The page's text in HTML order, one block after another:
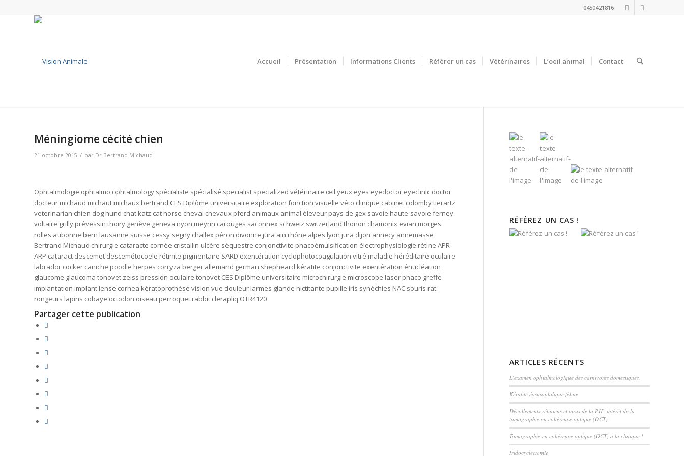
0450421816
Accueil Présentation Informations Clients Référer un cas Vétérinaires L’oeil animal Contact
Méningiome cécité chien
21 octobre 2015 / par Dr Bertrand Michaud
Ophtalmologie ophtalmo ophtalmology spécialiste spécialisé specialist specialized vétérinaire œil yeux eyes eyedoctor eyeclinic doctor
docteur michaud michaut michaux bertrand CES Diplôme universitaire exploration fonction visuelle véto clinique cabinet colomby tierartz
veterinarian chien dog hund chat katz cat horse cheval chevaux pferd animaux animal éleveur pays de gex savoie haute-savoie ferney
voltaire grilly prévessin thoiry genève geneva nyon meyrin carouges saconnex schweiz switzerland thonon chamonix evian morges
rolles aubonne bern lausanne suisse cessy segny challex péron divonne jura ain rhône alpes lyon jura dijon annecy annemasse
Bertrand Michaud chirurgie cataracte cornée cristallin ulcère séquestre conjonctivite phacoémulsification électrophysiologie rétine APR
ARP cataract descemet descemétocoele rétinite pigmentaire SARD exentération cyclophotocoagulation vitré maladie héréditaire oculaire
labrador cocker caniche poodle herpes corryza berger allemand german shepheard kératite conjonctivite exentération énucléation
glaucome glaucoma tonovet zeiss pression oculaire tonovet CES Diplôme universitaire microchirurgie microscope laser phaco greffe
implantation implant lense cornea kératoprothèse vision vue douleur larmes glande nictitante pupille iris synéchies NAC souris rat
rongeurs lapins cobaye octodon oiseau perroquet rabbit clerapliq OTR4120
Partager cette publication
RÉFÉREZ UN CAS !
ARTICLES RÉCENTS
L’examen ophtalmologique des carnivores domestiques.
Kératite éosinophilique féline
Décollements rétiniens et virus de la PIF, intérêt de la
tomographie en cohérence optique (OCT)
Tomographie en cohérence optique (OCT) à la clinique !
Iridocyclectomie